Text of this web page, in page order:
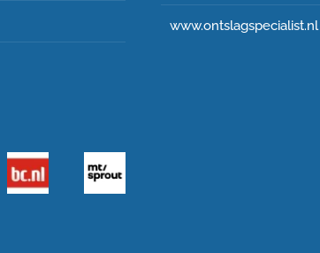
www.ontslagspecialist.nl